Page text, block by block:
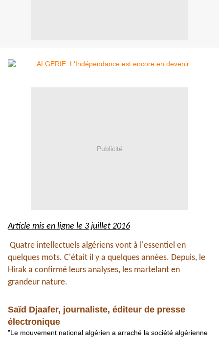
Publicité
Article mis en ligne le 3 juillet 2016
Quatre intellectuels algériens vont à l'essentiel en
quelques mots. C'était il y a quelques années. Depuis, le
Hirak a confirmé leurs analyses, les martelant en
grandeur nature.
Saïd Djaafer, journaliste, éditeur de presse
électronique
"Le mouvement national algérien a arraché la société algérienne